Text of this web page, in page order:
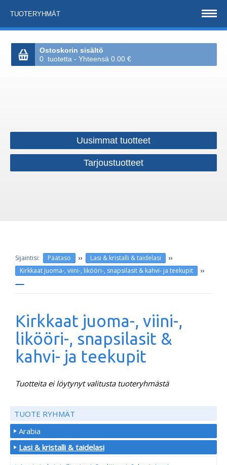
TUOTERYHMÄT
Ostoskorin sisältö
0 tuotetta - Yhteensä 0.00 €
Uusimmat tuotteet
Tarjoustuotteet
Päätaso ›› Lasi & kristalli & taidelasi ››
Kirkkaat juoma-, viini-, likööri-, snapsilasit & kahvi- ja teekupit ››
Kirkkaat juoma-, viini-,
likööri-, snapsilasit &
kahvi- ja teekupit
Tuotteita ei löytynyt valitusta tuoteryhmästä
TUOTE RYHMÄT
Arabia
Lasi & kristalli & taidelasi